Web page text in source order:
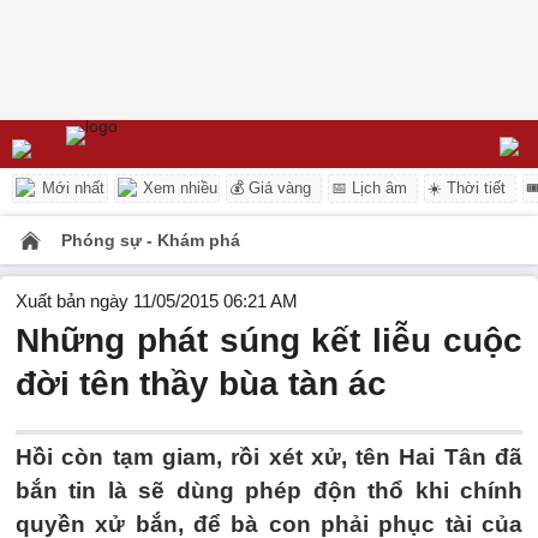
Mới nhất Xem nhiều 💰 Giá vàng 📅 Lịch âm ☀️ Thời tiết
Phóng sự - Khám phá
Xuất bản ngày 11/05/2015 06:21 AM
Những phát súng kết liễu cuộc
đời tên thầy bùa tàn ác
Hồi còn tạm giam, rồi xét xử, tên Hai Tân đã
bắn tin là sẽ dùng phép độn thổ khi chính
quyền xử bắn, để bà con phải phục tài của